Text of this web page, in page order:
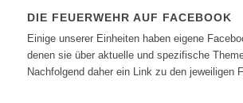
DIE FEUERWEHR AUF FACEBOOK
Einige unserer Einheiten haben eigene
denen sie über aktuelle und spezifische
Nachfolgend daher ein Link zu den jeweiligen